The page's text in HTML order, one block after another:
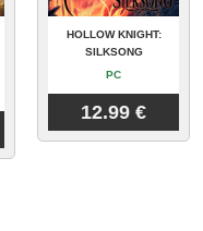
HOLLOW KNIGHT:
SILKSONG
PC
12.99 €